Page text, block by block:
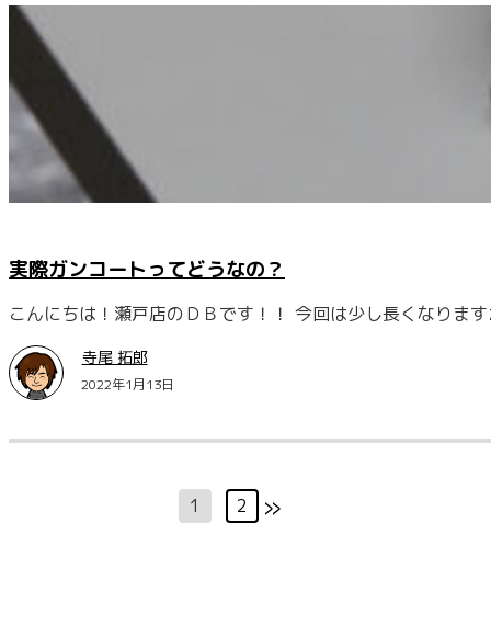
実際ガンコートってどうなの？
こんにちは！瀬戸店のＤＢです！！ 今回は少し長くなりま
寺尾 拓郎
2022年1月13日
1 2 »